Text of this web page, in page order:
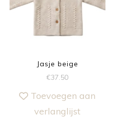
Jasje beige
€37.50
Toevoegen aan
verlanglijst